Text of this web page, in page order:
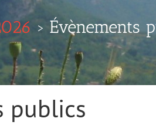
› Évènements
publics